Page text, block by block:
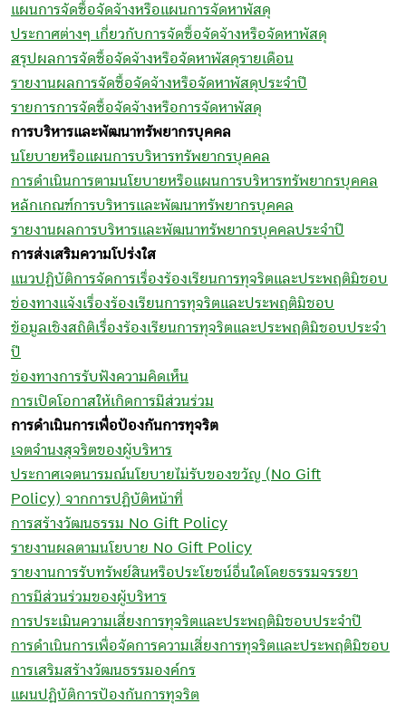
แผนการจัดซื้อจัดจ้างหรือแผนการจัดหาพัสดุ
ประกาศต่างๆ เกี่ยวกับการจัดซื้อจัดจ้างหรือจัดหาพัสดุ
สรุปผลการจัดซื้อจัดจ้างหรือจัดหาพัสดุรายเดือน
รายงานผลการจัดซื้อจัดจ้างหรือจัดหาพัสดุประจำปี
รายการการจัดซื้อจัดจ้างหรือการจัดหาพัสดุ
การบริหารและพัฒนาทรัพยากรบุคคล
นโยบายหรือแผนการบริหารทรัพยากรบุคคล
การดำเนินการตามนโยบายหรือแผนการบริหารทรัพยากรบุคคล
หลักเกณฑ์การบริหารและพัฒนาทรัพยากรบุคคล
รายงานผลการบริหารและพัฒนาทรัพยากรบุคคลประจำปี
การส่งเสริมความโปร่งใส
แนวปฏิบัติการจัดการเรื่องร้องเรียนการทุจริตและประพฤติมิชอบ
ช่องทางแจ้งเรื่องร้องเรียนการทุจริตและประพฤติมิชอบ
ข้อมูลเชิงสถิติเรื่องร้องเรียนการทุจริตและประพฤติมิชอบประจำ
ปี
ช่องทางการรับฟังความคิดเห็น
การเปิดโอกาสให้เกิดการมีส่วนร่วม
การดำเนินการเพื่อป้องกันการทุจริต
เจตจำนงสุจริตของผู้บริหาร
ประกาศเจตนารมณ์นโยบายไม่รับของขวัญ (No Gift
Policy) จากการปฏิบัติหน้าที่
การสร้างวัฒนธรรม No Gift Policy
รายงานผลตามนโยบาย No Gift Policy
รายงานการรับทรัพย์สินหรือประโยชน์อื่นใดโดยธรรมจรรยา
การมีส่วนร่วมของผู้บริหาร
การประเมินความเสี่ยงการทุจริตและประพฤติมิชอบประจำปี
การดำเนินการเพื่อจัดการความเสี่ยงการทุจริตและประพฤติมิชอบ
การเสริมสร้างวัฒนธรรมองค์กร
แผนปฏิบัติการป้องกันการทุจริต